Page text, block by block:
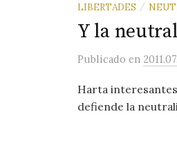
LIBERTADES /
Y la
Publicado en
Harta
defiende la